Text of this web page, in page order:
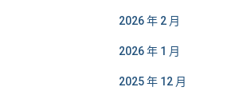
2026 年 2 月
2026 年 1 月
2025 年 12 月